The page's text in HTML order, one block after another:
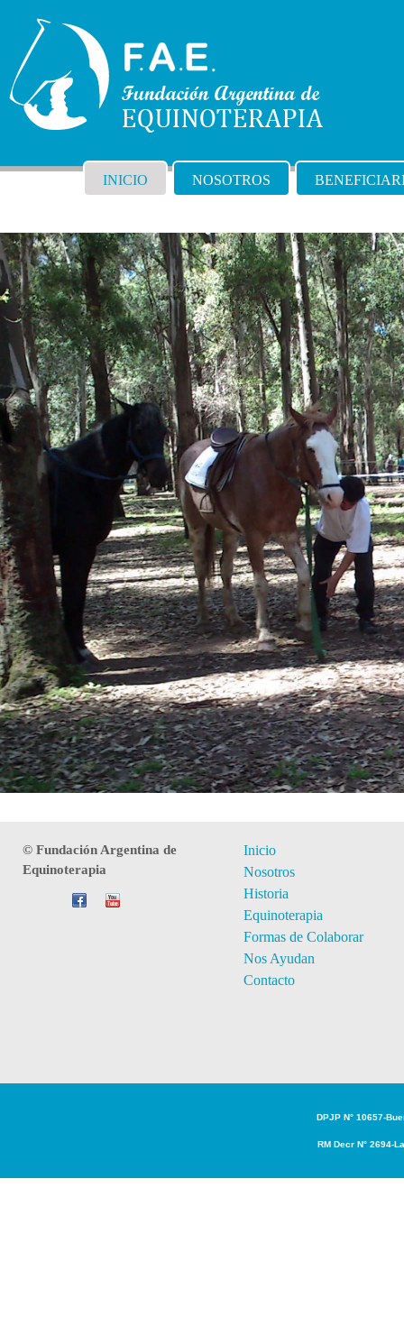
INICIO NOSOTROS
© Fundación Argentina de
Equinoterapia
Inicio
Nosotros
Historia
Equinoterapia
Formas de Colaborar
Nos Ayudan
Contacto
DPJP N° 10657-
RM Decr N° 2694-